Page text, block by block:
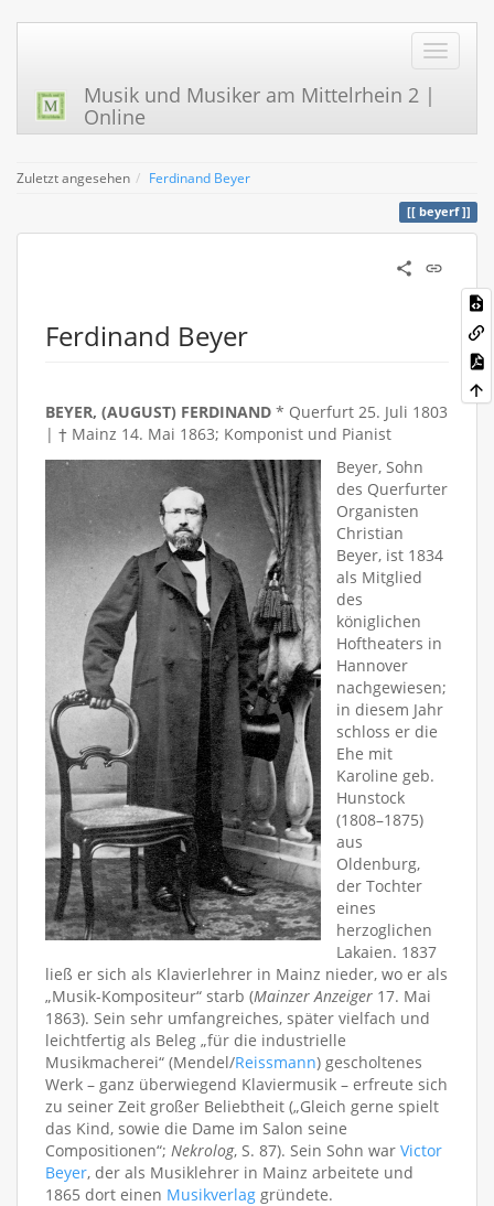
Musik und Musiker am Mittelrhein 2 |
Online
Zuletzt angesehen Ferdinand Beyer
beyerf
Ferdinand Beyer
BEYER, (AUGUST) FERDINAND * Querfurt 25. Juli 1803
| † Mainz 14. Mai 1863; Komponist und Pianist
Beyer, Sohn
des Querfurter
Organisten
Christian
Beyer, ist 1834
als Mitglied
des
königlichen
Hoftheaters in
Hannover
nachgewiesen;
in diesem Jahr
schloss er die
Ehe mit
Karoline geb.
Hunstock
(1808–1875)
aus
Oldenburg,
der Tochter
eines
herzoglichen
Lakaien. 1837
ließ er sich als Klavierlehrer in Mainz nieder, wo er als
„Musik-Kompositeur“ starb (Mainzer Anzeiger 17. Mai
1863). Sein sehr umfangreiches, später vielfach und
leichtfertig als Beleg „für die industrielle
Musikmacherei“ (Mendel/Reissmann) gescholtenes
Werk – ganz überwiegend Klaviermusik – erfreute sich
zu seiner Zeit großer Beliebtheit („Gleich gerne spielt
das Kind, sowie die Dame im Salon seine
Compositionen“; Nekrolog, S. 87). Sein Sohn war Victor
Beyer, der als Musiklehrer in Mainz arbeitete und
1865 dort einen Musikverlag gründete.